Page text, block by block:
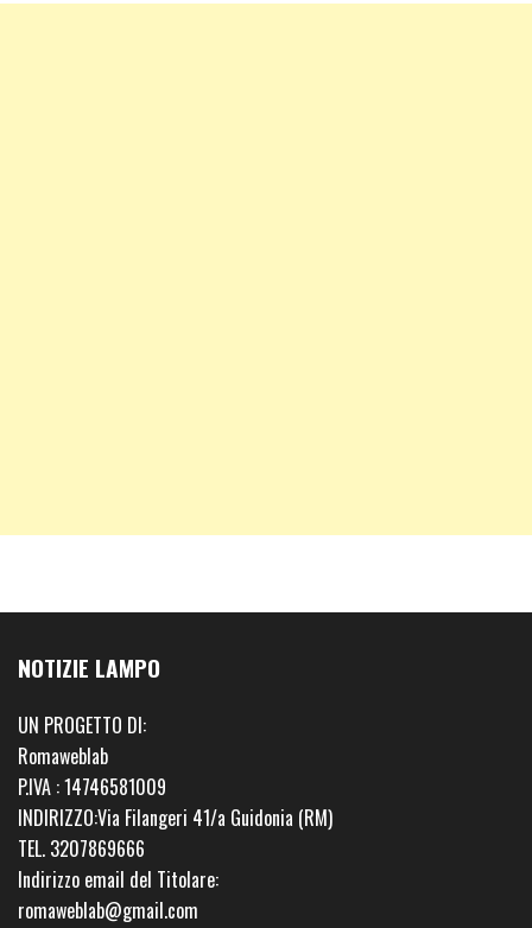
NOTIZIE LAMPO
UN PROGETTO DI:
Romaweblab
P.IVA : 14746581009
INDIRIZZO:Via Filangeri 41/a Guidonia (RM)
TEL. 3207869666
Indirizzo email del Titolare:
romaweblab@gmail.com